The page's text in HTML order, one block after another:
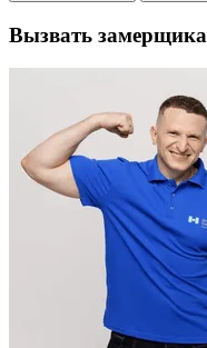
Вызвать замерщика